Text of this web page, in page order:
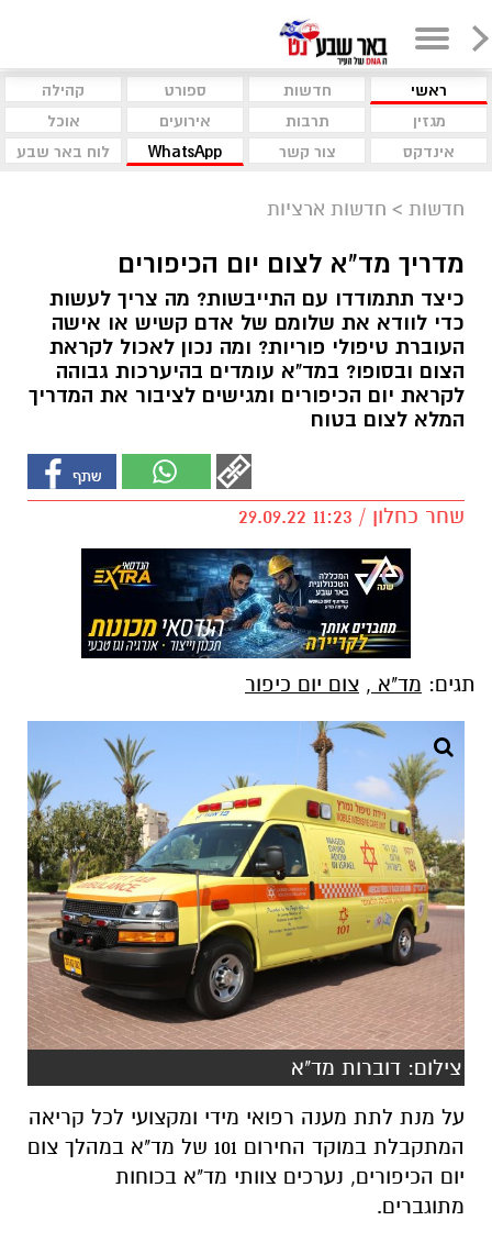
ראשי חדשות ספורט
קהילה
מגזין
תרבות אירועים
אוכל
אינדקס
צור קשר WhatsApp לוח באר שבע
חדשות > חדשות ארציות
מדריך מד"א לצום יום הכיפורים
כיצד תתמודדו עם התייבשות? מה צריך לעשות
כדי לוודא את שלומם של אדם קשיש או אישה
העוברת טיפולי פוריות? ומה נכון לאכול לקראת
הצום ובסופו? במד"א עומדים בהיערכות גבוהה
לקראת יום הכיפורים ומגישים לציבור את המדריך
המלא לצום בטוח
שחר כחלון / 11:23 29.09.22
תגים: מד"א , צום יום כיפור
צילום: דוברות מד"א
על מנת לתת מענה רפואי מידי ומקצועי לכל קריאה
המתקבלת במוקד החירום 101 של מד"א במהלך צום
יום הכיפורים, נערכים צוותי מד"א בכוחות
מתוגברים.